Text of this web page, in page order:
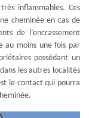
inflammables. Ces
cheminée en cas de
de l’encrassement
au moins une fois par
possédant un
les autres localités
le contact qui pourra